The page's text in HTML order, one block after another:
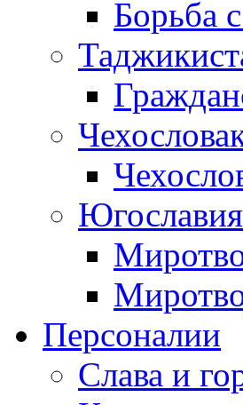
Борьба
Югославия
Персоналии
Слава и